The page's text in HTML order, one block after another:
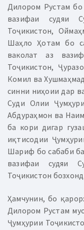
Дилором Рустам бо
вазифаи судяи
Тоҷикистон,
Шаҳло Ҳотам бо
ваколат аз
Тоҷикистон,
Комил ва
синни ниҳоии дар
Суди Олии
Абдураҳмон ва
ба кори дигар
иқтисодии
Шариф бо сабаби
вазифаи судяи
Тоҷикистон
Ҳамчунин, бо
Дилором Рустам
Ҷумҳурии